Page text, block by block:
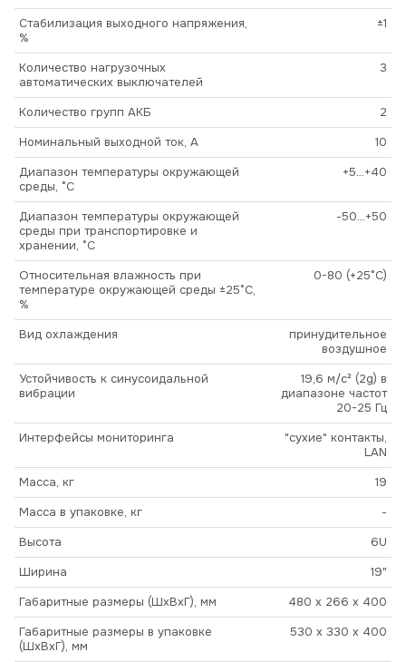
Стабилизация выходного напряжения,
%
±1
Количество нагрузочных
автоматических выключателей
3
Количество групп АКБ
2
Номинальный выходной ток, А
10
Диапазон температуры окружающей
среды, °С
+5…+40
Диапазон температуры окружающей
среды при транспортировке и
хранении, °С
-50…+50
Относительная влажность при
температуре окружающей среды ±25°С,
%
0-80 (+25°С)
Вид охлаждения
принудительное
воздушное
Устойчивость к синусоидальной
вибрации
19,6 м/с² (2g) в
диапазоне частот
20-25 Гц
Интерфейсы мониторинга
"сухие" контакты,
LAN
Масса, кг
19
Масса в упаковке, кг
-
Высота
6U
Ширина
19"
Габаритные размеры (ШхВхГ), мм
480 x 266 x 400
Габаритные размеры в упаковке
(ШхВхГ), мм
530 x 330 x 400